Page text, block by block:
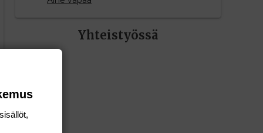
Yhteistyössä